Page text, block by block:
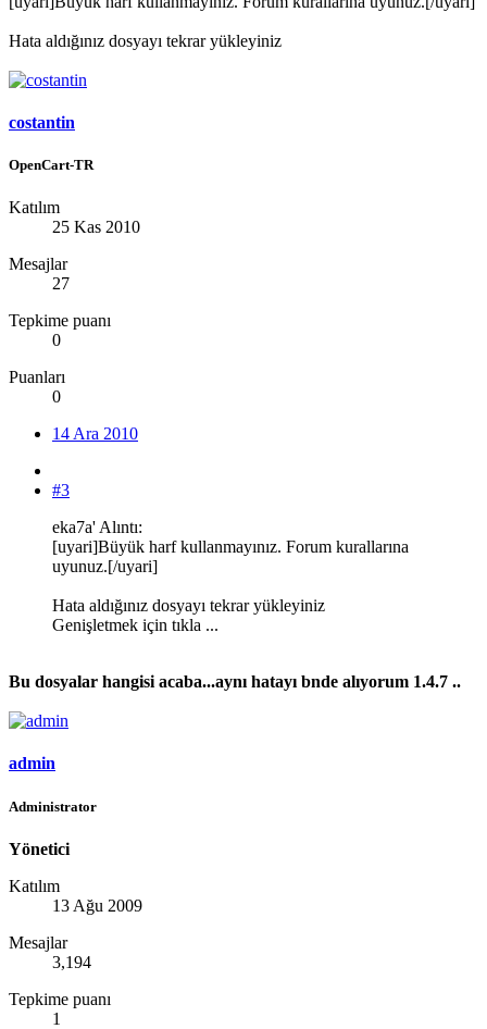
Hata aldığınız dosyayı tekrar yükleyiniz
costantin
OpenCart-TR
Katılım
25 Kas 2010
Mesajlar
27
Tepkime puanı
0
Puanları
0
14 Ara 2010
#3
eka7a' Alıntı:
[uyari]Büyük harf kullanmayınız. Forum kurallarına
uyunuz.[/uyari]
Hata aldığınız dosyayı tekrar yükleyiniz
Genişletmek için tıkla ...
Bu dosyalar hangisi acaba...aynı hatayı bnde alıyorum 1.4.7 ..
admin
Administrator
Yönetici
Katılım
13 Ağu 2009
Mesajlar
3,194
Tepkime puanı
1